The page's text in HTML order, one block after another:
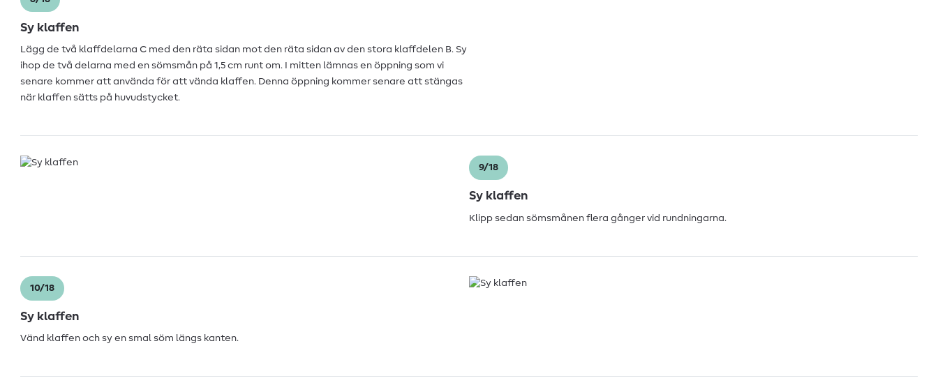
Sy klaffen
Lägg de två klaffdelarna C med den räta sidan mot den räta sidan av den stora klaffdelen B. Sy
ihop de två delarna med en sömsmån på 1,5 cm runt om. I mitten lämnas en öppning som vi
senare kommer att använda för att vända klaffen. Denna öppning kommer senare att stängas
när klaffen sätts på huvudstycket.
9/18
Sy klaffen
Klipp sedan sömsmånen flera gånger vid rundningarna.
10/18
Sy klaffen
Vänd klaffen och sy en smal söm längs kanten.